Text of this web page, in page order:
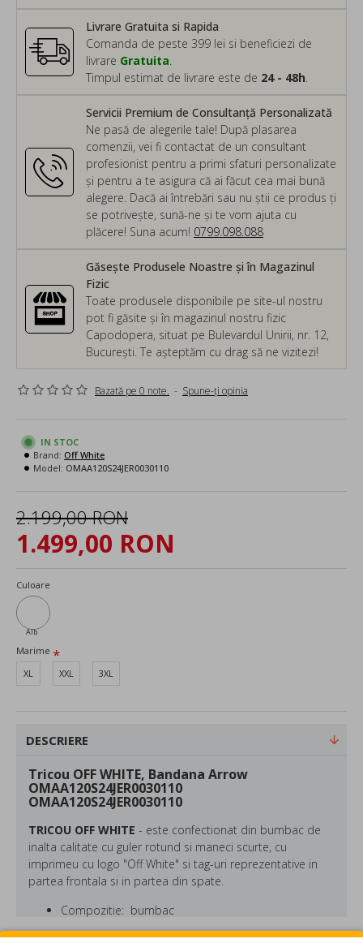
Servicii Premium de Consultanță Personalizată
Ne pasă de alegerile tale! După plasarea
comenzii, vei fi contactat de un consultant
profesionist pentru a primi sfaturi personalizate
și pentru a te asigura că ai făcut cea mai bună
alegere. Dacă ai întrebări sau nu știi ce produs ți
se potrivește, sună-ne și te vom ajuta cu
plăcere! Suna acum! 0799.098.088
Livrare Gratuita si Rapida
Comanda de peste 399 lei si beneficiezi de
livrare Gratuita
Timpul estimat de livrare este de 24 - 48h
Găsește Produsele Noastre și în Magazinul
Fizic
Toate produsele disponibile pe site-ul nostru
pot fi găsite și în magazinul nostru fizic
Capodopera, situat pe Bulevardul Unirii, nr. 12,
București. Te așteptăm cu drag să ne vizitezi!
Bazată pe 0 note. - Spune-ţi opinia
1.499,00 RON
2.199,00 RON
IN STOC
Brand: Off White
Model: OMAA120S24JER0030110
Culoare
Alb
Marime
XL
XXL 3XL
DESCRIERE
Tricou OFF WHITE, Bandana Arrow
OMAA120S24JER0030110
OMAA120S24JER0030110
TRICOU OFF WHITE - este confectionat din bumbac de
inalta calitate cu guler rotund si maneci scurte, cu
imprimeu cu logo "Off White" si tag-uri reprezentative in
partea frontala si in partea din spate.
Compozitie: bumbac
Culoare: Negru